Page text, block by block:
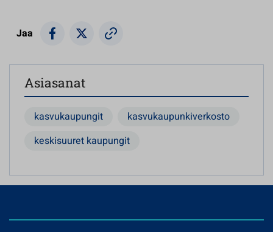
Jaa
Asiasanat
kasvukaupungit
kasvukaupunkiverkosto
keskisuuret kaupungit